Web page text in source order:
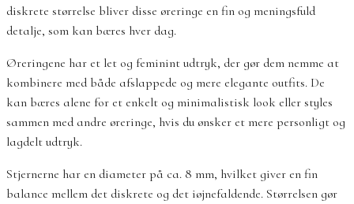
diskrete størrelse bliver disse øreringe en fin og meningsfuld
detalje, som kan bæres hver dag.
Øreringene har et let og feminint udtryk, der gør dem nemme at
kombinere med både afslappede og mere elegante outfits. De
kan bæres alene for et enkelt og minimalistisk look eller styles
sammen med andre øreringe, hvis du ønsker et mere personligt og
lagdelt udtryk.
Stjernerne har en diameter på ca. 8 mm, hvilket giver en fin
balance mellem det diskrete og det iøjnefaldende. Størrelsen gør